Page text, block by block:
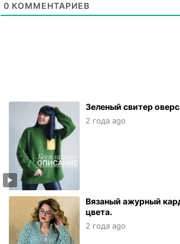
0 КОММЕНТАРИЕВ
Зеленый свитер
2 года ago
Вязаный ажурный
цвета.
2 года ago